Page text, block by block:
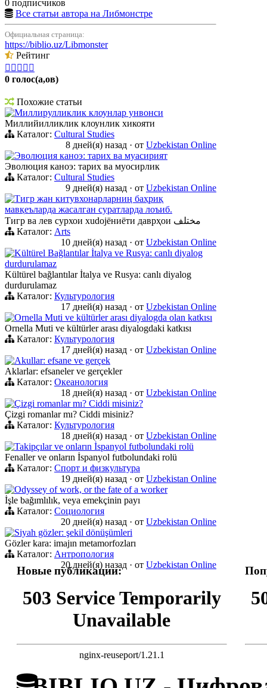
0 подписчиков
Все статьи автора на Либмонстре
Официальная страница:
https://biblio.uz/Libmonster
Рейтинг
    
0 голос(а,ов)
Похожие статьи
Миллирулликлик клоунлар унвонси
Миллийилликлик клоунлик хикояти
Каталог: Cultural Studies
8 дней(я) назад · от Uzbekistan Online
Эволюция каноэ: тарих ва муасирият
Эволюция каноэ: тарих ва муосирлик
Каталог: Cultural Studies
9 дней(я) назад · от Uzbekistan Online
Тигр жан китувхонарларниң баҳриқ
мавқеъларда жасалган суратларда лоъиб.
Тигр ва лев сурхои хudojёниёти даврҳои مختلف
Каталог: Arts
10 дней(я) назад · от Uzbekistan Online
Kültürel Bağlantılar İtalya ve Rusya: canlı diyalog
durdurulamaz
Kültürel bağlantılar İtalya ve Rusya: canlı diyalog
durdurulamaz
Каталог: Культурология
17 дней(я) назад · от Uzbekistan Online
Ornella Muti ve kültürler arası diyalogda olan katkısı
Ornella Muti ve kültürler arası diyalogdaki katkısı
Каталог: Культурология
17 дней(я) назад · от Uzbekistan Online
Akullar: efsane ve gerçek
Aklarlar: efsaneler ve gerçekler
Каталог: Океанология
18 дней(я) назад · от Uzbekistan Online
Çizgi romanlar mı? Ciddi misiniz?
Çizgi romanlar mı? Ciddi misiniz?
Каталог: Культурология
18 дней(я) назад · от Uzbekistan Online
Takipçılar ve onların İspanyol futbolundaki rolü
Fenaller ve onların İspanyol futbolundaki rolü
Каталог: Спорт и физкультура
19 дней(я) назад · от Uzbekistan Online
Odyssey of work, or the fate of a worker
İşle bağımlılık, veya emekçinin payı
Каталог: Социология
20 дней(я) назад · от Uzbekistan Online
Siyah gözler: şekil dönüşümleri
Gözler kara: imajın metamorfozları
Каталог: Антропология
20 дней(я) назад · от Uzbekistan Online
Новые публикации:
503 Service Temporarily
Unavailable
nginx-reuseport/1.21.1